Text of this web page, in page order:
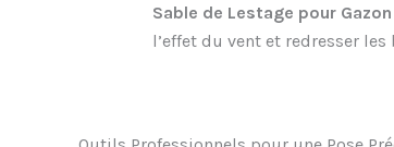
Sable de Lestage pour
l’effet du vent et redresser